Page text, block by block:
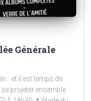
Générale
et il est temps de
projeter ensemble